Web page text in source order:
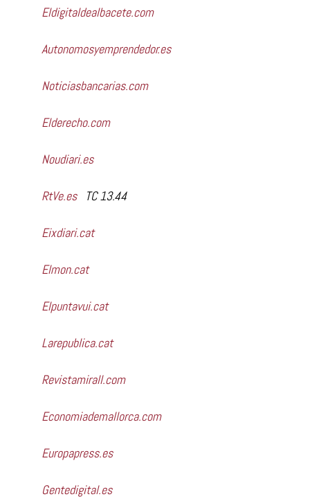
Eldigitaldealbacete.com
Autonomosyemprendedor.es
Noticiasbancarias.com
Elderecho.com
Noudiari.es
RtVe.es TC 13.44
Eixdiari.cat
Elmon.cat
Elpuntavui.cat
Larepublica.cat
Revistamirall.com
Economiademallorca.com
Europapress.es
Gentedigital.es